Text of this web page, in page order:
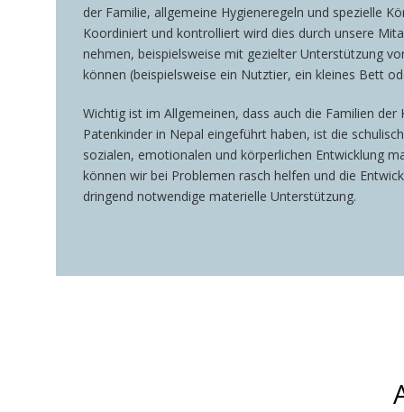
der Familie, allgemeine Hygieneregeln und spezielle
Koordiniert und kontrolliert wird dies durch unsere
nehmen, beispielsweise mit gezielter Unterstützung
können (beispielsweise ein Nutztier, ein kleines Bett
Wichtig ist im Allgemeinen, dass auch die Familien
Patenkinder in Nepal eingeführt haben, ist die
sozialen, emotionalen und körperlichen Entwicklung
können wir bei Problemen rasch helfen und die
dringend notwendige materielle Unterstützung.